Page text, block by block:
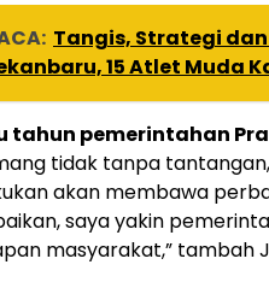
Tangis, Strategi dan
15 Atlet Muda
tahun pemerintahan
tidak tanpa
akan membawa
saya yakin
masyarakat,” tambah